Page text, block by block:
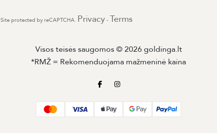
Site protected by reCAPTCHA. Privacy - Terms
Visos teisės saugomos © 2026 goldinga.lt
*RMŽ = Rekomenduojama mažmeninė kaina